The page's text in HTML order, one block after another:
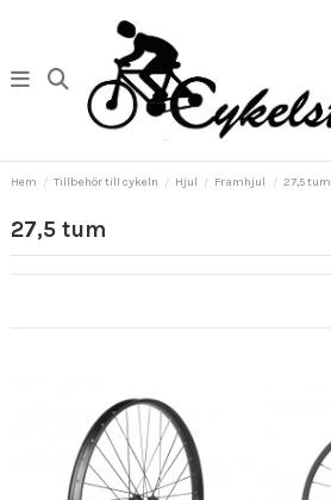
Hem Tillbehör till cykeln Hjul Framhjul 27,5 tum
27,5 tum